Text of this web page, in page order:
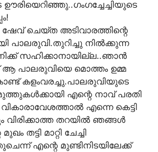
ചെയ്ത അടിവാരത്തിന്റെ
പാലരുവി.തുറിച്ചു നില്‍ക്കുന്ന
സഹിക്കാനായില്ല..ഞാന്‍
ആ പാലരുവിയെ മൊത്തം ഉമ്മ
കളംവരച്ചു.പാലരുവിയുടെ
മുത്തുകള്‍ക്കായി എന്റെ നാവ് പരതി
വികാരാവേശത്താല്‍ എന്നെ കെട്ടി
വിരിക്കാത്ത തറയില്‍ ഞങ്ങള്‍
തട്ടി മാറ്റി ചേച്ചി
എന്റെ മുണ്ടിനിടയിലേക്ക്